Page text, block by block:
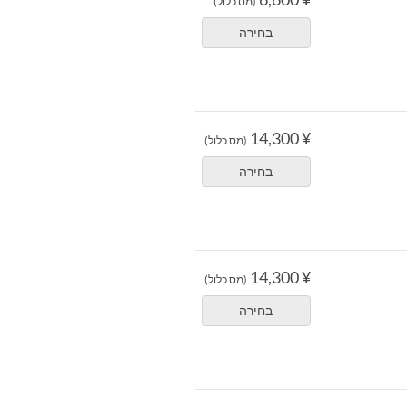
בחירה
¥ 14,300 (מס כלול)
בחירה
¥ 14,300 (מס כלול)
בחירה